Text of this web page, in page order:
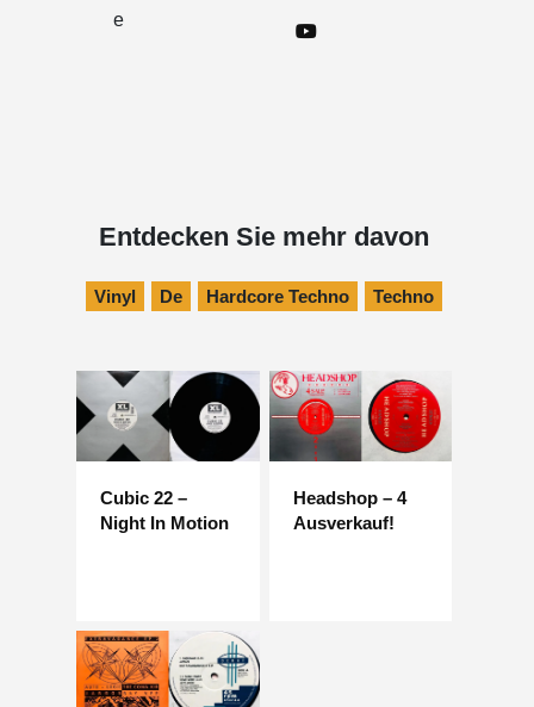
e
Entdecken Sie mehr davon
Vinyl De Hardcore Techno Techno
Cubic 22 –
Night In Motion
Headshop – 4
Ausverkauf!